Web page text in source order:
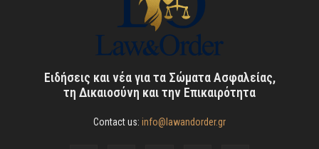
Ειδήσεις και νέα για τα Σώματα Ασφαλείας,
τη Δικαιοσύνη και την Επικαιρότητα
Contact us: info@lawandorder.gr